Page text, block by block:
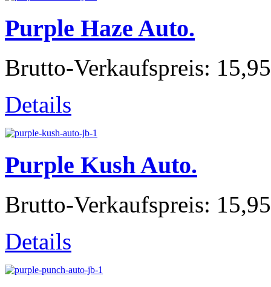
Purple Haze Auto.
Brutto-Verkaufspreis:
Details
Purple Kush Auto.
Brutto-Verkaufspreis:
Details